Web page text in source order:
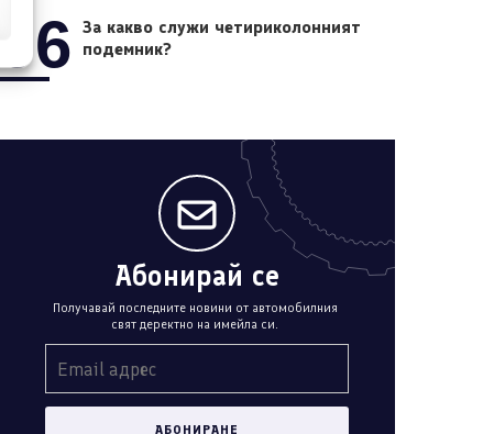
06 За какво служи четириколонният
подемник?
Абонирай се
Получавай последните новини от автомобилния
свят деректно на имейла си.